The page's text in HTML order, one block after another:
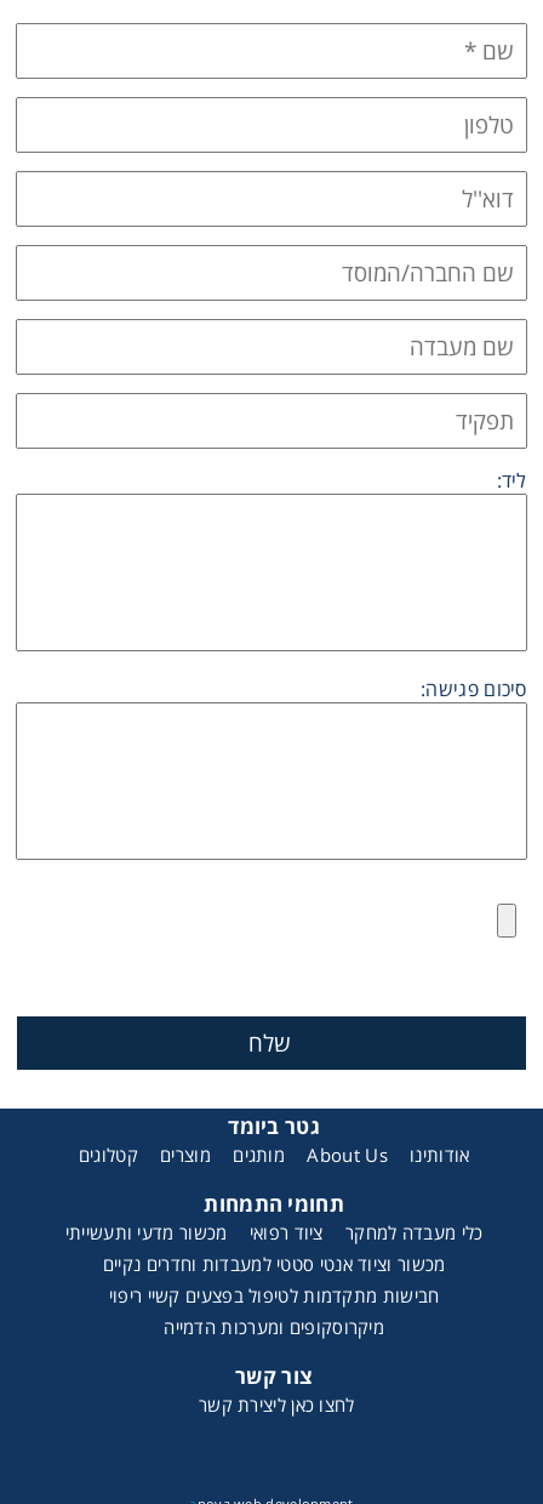
ליד:
סיכום פגישה:
גטר ביומד
אודותינו About Us מותגים מוצרים קטלוגים
תחומי התמחות
כלי מעבדה למחקר ציוד רפואי
מכשור מדעי ותעשייתי
מכשור וציוד אנטי סטטי למעבדות וחדרים נקיים
חבישות מתקדמות לטיפול בפצעים קשיי ריפוי
מיקרוסקופים ומערכות הדמייה
צור קשר
לחצו כאן ליצירת קשר
Lab Essentials
Filtration
Glassware
Liquid Handling
Plasticware
Reagents & Kits
Consumables